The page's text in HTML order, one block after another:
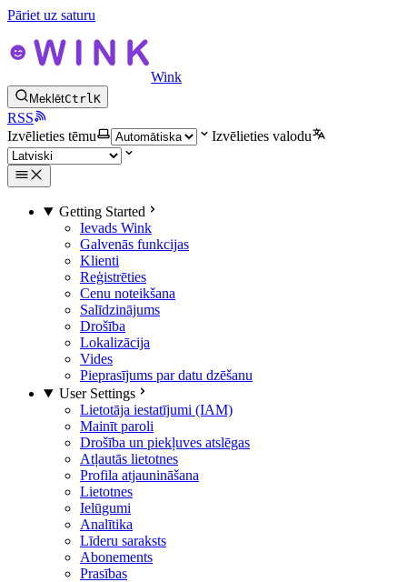
Pāriet uz saturu
Wink
MeklētCtrlK
RSS
Izvēlieties tēmu
Izvēlieties valodu
Getting Started
Ievads Wink
Galvenās funkcijas
Klienti
Reģistrēties
Cenu noteikšana
Salīdzinājums
Drošība
Lokalizācija
Vides
Pieprasījums par datu dzēšanu
User Settings
Lietotāja iestatījumi (IAM)
Mainīt paroli
Drošība un piekļuves atslēgas
Atļautās lietotnes
Profila atjaunināšana
Lietotnes
Ielūgumi
Analītika
Līderu saraksts
Abonements
Prasības